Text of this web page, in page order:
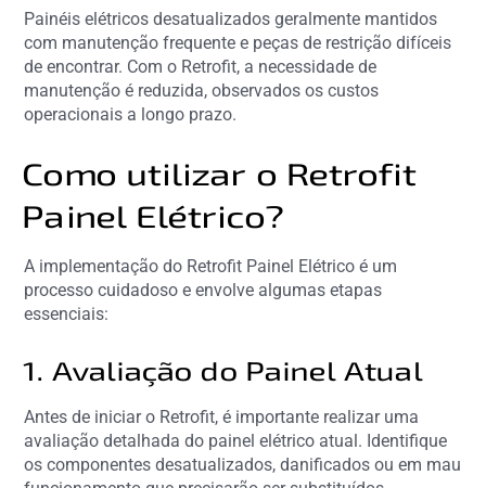
Painéis elétricos desatualizados geralmente mantidos
com manutenção frequente e peças de restrição difíceis
de encontrar. Com o Retrofit, a necessidade de
manutenção é reduzida, observados os custos
operacionais a longo prazo.
Como utilizar o Retrofit
Painel Elétrico?
A implementação do Retrofit Painel Elétrico é um
processo cuidadoso e envolve algumas etapas
essenciais:
1. Avaliação do Painel Atual
Antes de iniciar o Retrofit, é importante realizar uma
avaliação detalhada do painel elétrico atual. Identifique
os componentes desatualizados, danificados ou em mau